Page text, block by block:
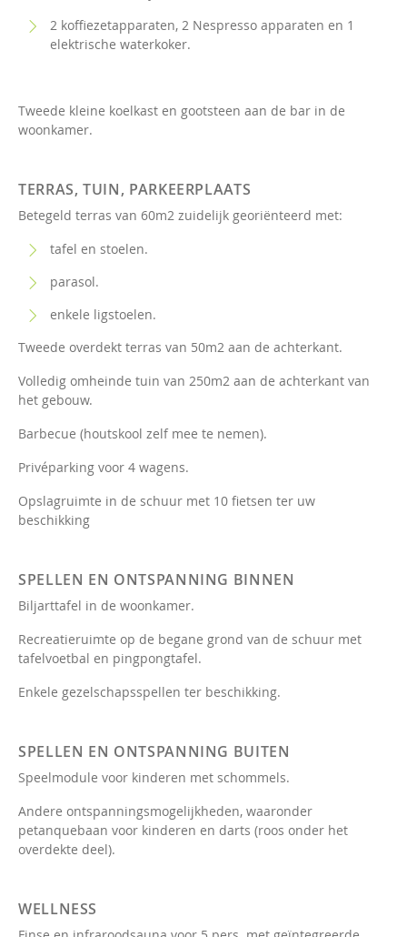
2 koffiezetapparaten, 2 Nespresso apparaten en 1
elektrische waterkoker.
Tweede kleine koelkast en gootsteen aan de bar in de
woonkamer.
TERRAS, TUIN, PARKEERPLAATS
Betegeld terras van 60m2 zuidelijk georiënteerd met:
tafel en stoelen.
parasol.
enkele ligstoelen.
Tweede overdekt terras van 50m2 aan de achterkant.
Volledig omheinde tuin van 250m2 aan de achterkant van
het gebouw.
Barbecue (houtskool zelf mee te nemen).
Privéparking voor 4 wagens.
Opslagruimte in de schuur met 10 fietsen ter uw
beschikking
SPELLEN EN ONTSPANNING BINNEN
Biljarttafel in de woonkamer.
Recreatieruimte op de begane grond van de schuur met
tafelvoetbal en pingpongtafel.
Enkele gezelschapsspellen ter beschikking.
SPELLEN EN ONTSPANNING BUITEN
Speelmodule voor kinderen met schommels.
Andere ontspanningsmogelijkheden, waaronder
petanquebaan voor kinderen en darts (roos onder het
overdekte deel).
WELLNESS